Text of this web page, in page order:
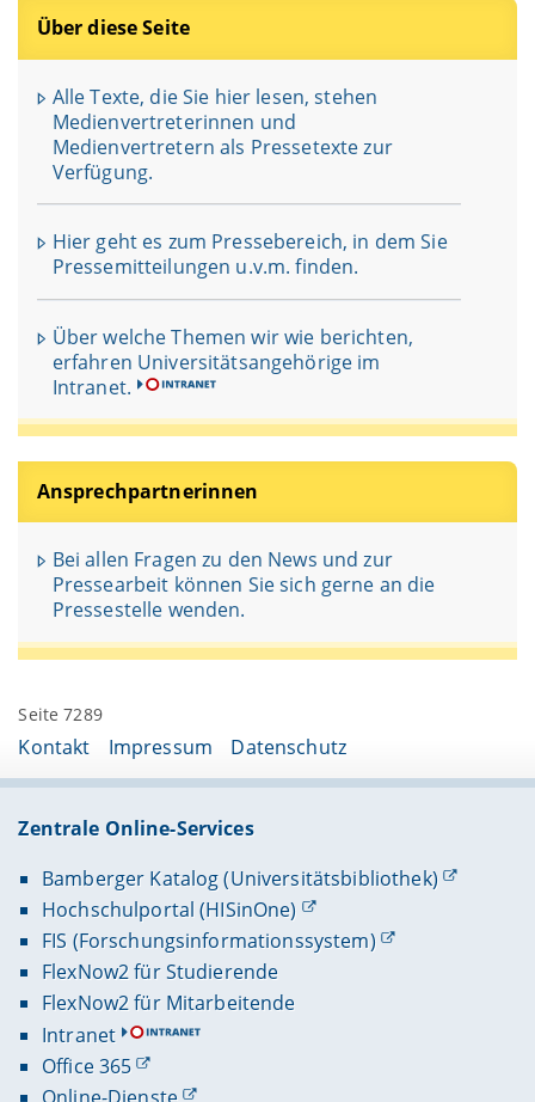
Über diese Seite
Alle Texte, die Sie hier lesen, stehen
Medienvertreterinnen und
Medienvertretern als Pressetexte zur
Verfügung.
Hier geht es zum Pressebereich, in dem Sie
Pressemitteilungen u.v.m. finden.
Über welche Themen wir wie berichten,
erfahren Universitätsangehörige im
Intranet.
Ansprechpartnerinnen
Bei allen Fragen zu den News und zur
Pressearbeit können Sie sich gerne an die
Pressestelle wenden.
Seite 7289
Kontakt Impressum Datenschutz
Zentrale Online-Services
Bamberger Katalog (Universitätsbibliothek)
Hochschulportal (HISinOne)
FIS (Forschungsinformationssystem)
FlexNow2 für Studierende
FlexNow2 für Mitarbeitende
Intranet
Office 365